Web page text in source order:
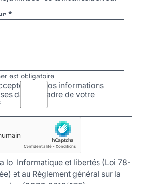
*
est obligatoire
que vos informations
dans le cadre de votre
loi Informatique et libertés (Loi 78-
et au Règlement général sur la